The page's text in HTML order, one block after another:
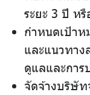
ระยะ 3 ปี ห
กำหนดเป้าห
และแนวทา
ดูแลและการ
จัดจ้างบริษั